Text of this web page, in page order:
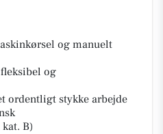
og manuelt
og
ordentligt stykke arbejde
B)